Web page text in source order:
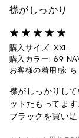
襟がしっかり
購入サイズ: XXL
購入カラー: 69
お客様の着用感:
襟がしっかりし
ットたもってま
ブラックを買い足